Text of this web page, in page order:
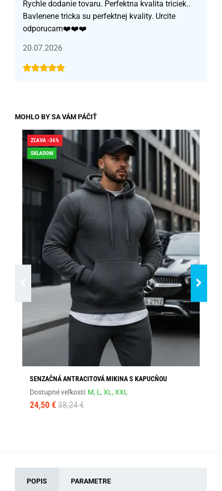
Rychle dodanie tovaru. Perfektna kvalita triciek..
Bavlenene tricka su perfektnej kvality. Urcite
odporucam❤️❤️❤️
20.07.2026
MOHLO BY SA VÁM PÁČIŤ
ZĽAVA -36%
SKLADOM
SENZAČNÁ ANTRACITOVÁ MIKINA S KAPUCŇOU
Dostupné veľkosti: M, L,XL,XXL
24,50 € 38,24 €
POPIS PARAMETRE